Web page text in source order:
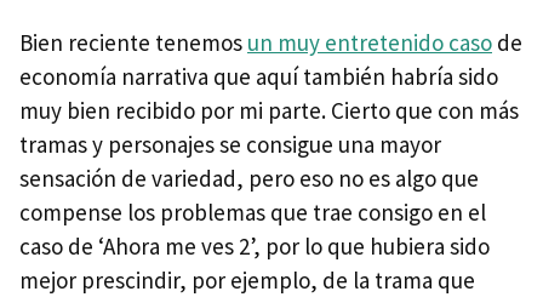
Bien reciente tenemos un muy entretenido caso de
economía narrativa que aquí también habría sido
muy bien recibido por mi parte. Cierto que con más
tramas y personajes se consigue una mayor
sensación de variedad, pero eso no es algo que
compense los problemas que trae consigo en el
caso de ‘Ahora me ves 2’, por lo que hubiera sido
mejor prescindir, por ejemplo, de la trama que